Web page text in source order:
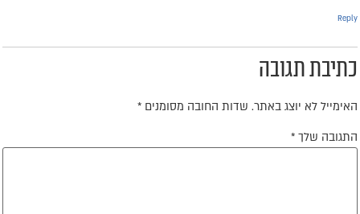
תגובה
לא יוצג באתר. שדות החובה מסומנים
שלך*